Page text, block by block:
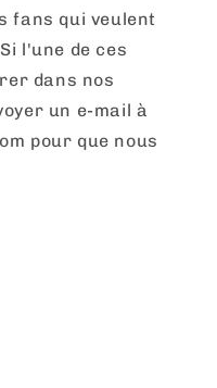
fans qui veulent
l'une de ces
dans nos
un e-mail à
pour que nous